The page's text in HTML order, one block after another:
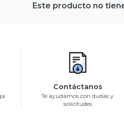
Este producto no
Contáctanos
Te ayudamos con dudas y
solicitudes